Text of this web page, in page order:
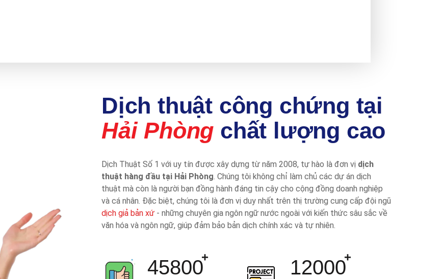
Dịch thuật công chứng tại
Hải Phòng chất lượng cao
Dịch Thuật Số 1 với uy tín được xây dựng từ năm 2008, tự hào là đơn vị dịch
thuật hàng đầu tại Hải Phòng. Chúng tôi không chỉ làm chủ các dự án dịch
thuật mà còn là người bạn đồng hành đáng tin cậy cho cộng đồng doanh nghiệp
và cá nhân. Đặc biệt, chúng tôi là đơn vị duy nhất trên thị trường cung cấp đội ngũ
dịch giả bản xứ - những chuyên gia ngôn ngữ nước ngoài với kiến thức sâu sắc về
văn hóa và ngôn ngữ, giúp đảm bảo bản dịch chính xác và tự nhiên.
45800 12000